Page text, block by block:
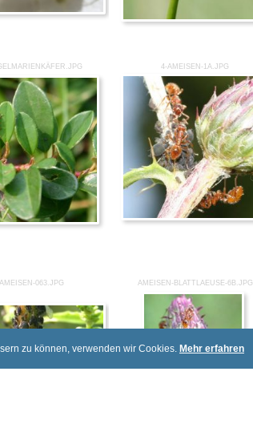
4-AMEISEN-1A.JPG
AMEISEN-063.JPG AMEISEN-BLATTLAEUSE-6B.JPG
zu können, verwenden wir Cookies. Mehr erfahren